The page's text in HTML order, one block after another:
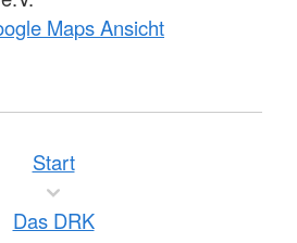
Maps Ansicht
Start
Das DRK